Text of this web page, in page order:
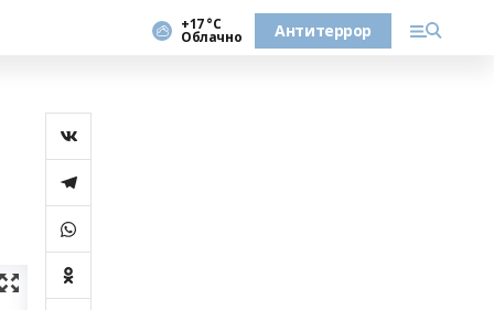
+17 °С
Облачно Антитеррор